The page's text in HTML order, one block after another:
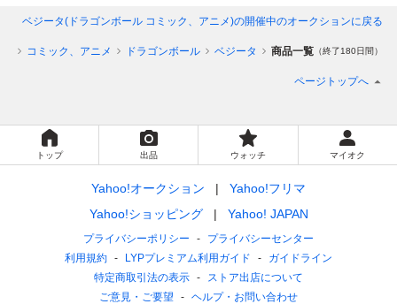
ベジータ(ドラゴンボール コミック、アニメ)の開催中のオークションに戻る
コミック、アニメ ドラゴンボール ベジータ 商品一覧 （終了180日間）
ページトップへ
トップ 出品 ウォッチ マイオク
Yahoo!オークション
Yahoo!フリマ
Yahoo!ショッピング
Yahoo! JAPAN
プライバシーポリシー
プライバシーセンター
利用規約
LYPプレミアム利用ガイド
ガイドライン
特定商取引法の表示
ストア出店について
ご意見・ご要望
ヘルプ・お問い合わせ